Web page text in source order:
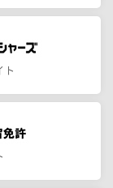
ト